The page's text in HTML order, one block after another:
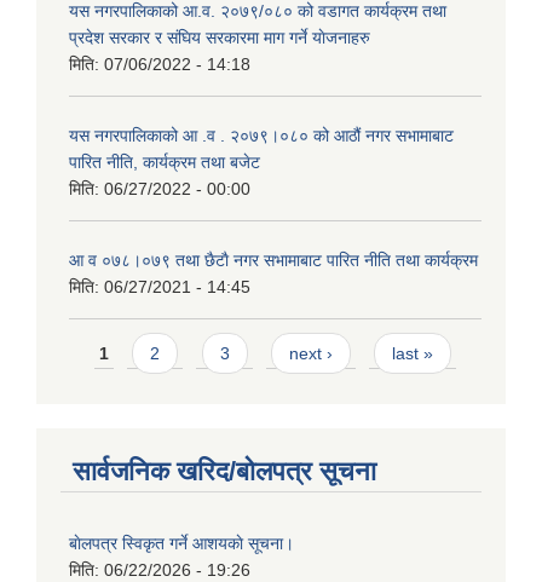
यस नगरपालिकाको आ.व. २०७९/०८० को वडागत कार्यक्रम तथा
प्रदेश सरकार र संघिय सरकारमा माग गर्ने याेजनाहरु
मिति: 07/06/2022 - 14:18
यस नगरपालिकाको आ‍ .व . २०७९।०८० को आठौं नगर सभामाबाट
पारित नीति, कार्यक्रम तथा बजेट
मिति: 06/27/2022 - 00:00
आ‍ व ०७८।०७९ तथा छैटाै नगर सभामाबाट पारित नीति तथा कार्यक्रम
मिति: 06/27/2021 - 14:45
Pages
1 2 3 next › last »
सार्वजनिक खरिद/बोलपत्र सूचना
बाेलपत्र स्विकृत गर्ने आशयकाे सूचना।
मिति: 06/22/2026 - 19:26